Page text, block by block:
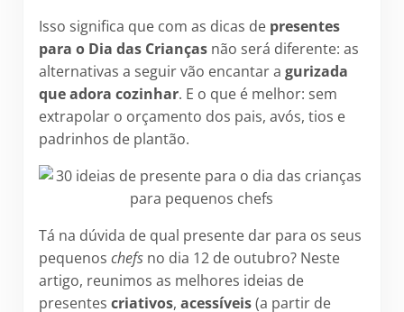
Isso significa que com as dicas de presentes
para o Dia das Criançasnão será diferente: as
alternativas a seguir vão encantar a gurizada
que adora cozinhar. E o que é melhor: sem
extrapolar o orçamento dos pais, avós, tios e
padrinhos de plantão.
Tá na dúvida de qual presente dar para os seus
pequenos chefsno dia 12 de outubro? Neste
artigo, reunimos as melhores ideias de
presentes criativos, acessíveis(a partir de